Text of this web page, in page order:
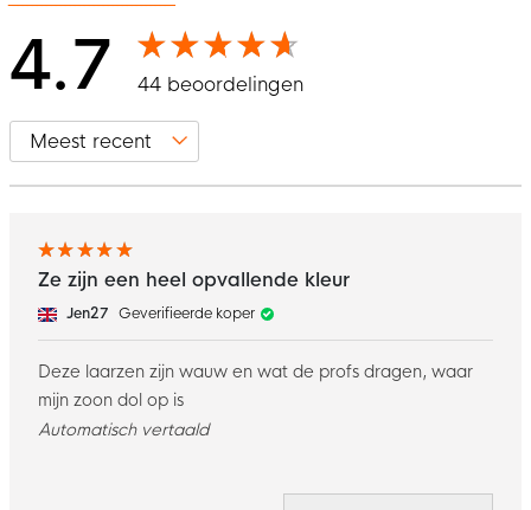
4.7 44 beoordelingen
Ze zijn een heel opvallende kleur
Jen27 Geverifieerde koper
Deze laarzen zijn wauw en wat de profs dragen, waar
mijn zoon dol op is
Automatisch vertaald